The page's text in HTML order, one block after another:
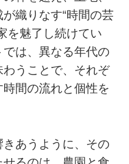
織りなす“時間の芸
を魅了し続けてい
は、異なる年代の
うことで、それぞ
間の流れと個性を
あうように、その